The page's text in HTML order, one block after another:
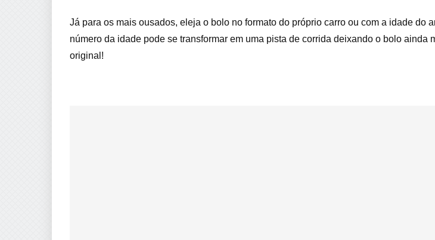
Já para os mais ousados, eleja o bolo no formato do próprio carro ou com a idade do
número da idade pode se transformar em uma pista de corrida deixando o bolo ainda
original!